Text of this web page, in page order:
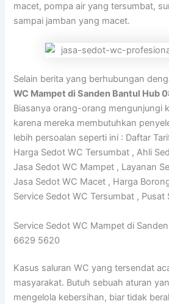
macet, pompa air yang tersumbat,
sampai jamban yang macet.
Selain berita yang berhubungan
WC Mampet di Sanden Bantul Hub
Biasanya orang-orang mengunjungi
karena mereka membutuhkan
lebih persoalan seperti ini : Daftar
Harga Sedot WC Tersumbat , Ahli
Jasa Sedot WC Mampet , Layanan
Jasa Sedot WC Macet , Harga
Service Sedot WC Tersumbat ,
Service Sedot WC Mampet di
6629 5620
Kasus saluran WC yang tersendat
masyarakat. Butuh sebuah aturan
mengelola kebersihan, biar tidak